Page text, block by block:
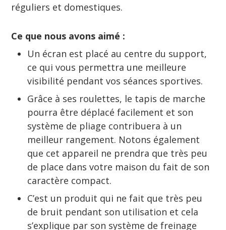
réguliers et domestiques.
Ce que nous avons aimé :
Un écran est placé au centre du support,
ce qui vous permettra une meilleure
visibilité pendant vos séances sportives.
Grâce à ses roulettes, le tapis de marche
pourra être déplacé facilement et son
système de pliage contribuera à un
meilleur rangement. Notons également
que cet appareil ne prendra que très peu
de place dans votre maison du fait de son
caractère compact.
C’est un produit qui ne fait que très peu
de bruit pendant son utilisation et cela
s’explique par son système de freinage